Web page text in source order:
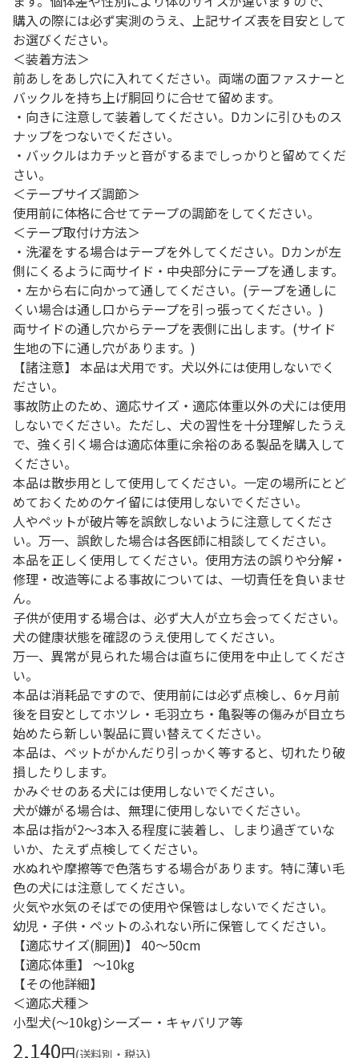
購入の際には必ず実測のうえ、上記サイズ表を目安として
お選びください。
＜装着方法＞
前あしをあし穴に入れてください。両端の面ファスナーと
バックルを持ち上げ胴回りに合せて留めます。
・向きに注意して装着してください。Dカンに引ひものス
ナップをつないでください。
・バックルはカチッと音がするまでしっかりと留めてくだ
さい。
＜テープサイズ調節＞
使用前に体格に合せてテープの調節をしてください。
＜テープ取付け方法＞
・洗濯をする場合はテープを外してください。Dカンが左
側にくるように両サイド・中央部分にテープを通します。
・左から右に向かって通してください。(テープを通しに
くい場合は通し口からテープを引っ張ってください。)
両サイドの通し穴からテープを表側に出します。(サイド
生地の下に通し穴があります。)
【諸注意】 本品は犬用です。犬以外には使用しないでく
ださい。
事故防止のため、適応サイズ・適応体重以外の犬には使用
しないでください。ただし、犬の習性を十分理解したうえ
で、強く引く場合は適応体重に余裕のある製品を購入して
ください。
本品は散歩用として使用してください。一定の場所にとど
めておくためのケイ留には使用しないでください。
人やペットが破片等を誤飲しないように注意してくださ
い。万一、誤飲した場合は各医師に相談してください。
本品を正しく使用してください。使用方法の誤りや分解・
修理・改造等による事故については、一切責任を負いませ
ん。
子供が使用する場合は、必ず大人が立ち会ってください。
犬の健康状態を確認のうえ使用してください。
万一、異常が見られた場合は直ちに使用を中止してくださ
い。
本品は消耗品ですので、使用前には必ず点検し、6ヶ月前
後を目安としてホツレ・毛羽立ち・亀裂等の傷みが目立ち
始めたら新しい製品に買い替えてください。
本品は、ペットがかんだり引っかく等すると、切れたり破
損したりします。
かみぐせのある犬には使用しないでください。
犬が嫌がる場合は、無理に使用しないでください。
本品は指が2～3本入る程度に装着し、しまり過ぎていな
いか、たえず点検してください。
水ぬれや摩擦等で色落ちする場合があります。特に薄い毛
色の犬には注意してください。
火気や水気のそばでの使用や保管はしないでください。
幼児・子供・ペットのふれない所に保管してください。
【適応サイズ(胴囲)】 40～50cm
【適応体重】 ～10kg
【その他詳細】
＜適応犬種＞
小型犬(～10kg)シーズー・キャバリア等
2,140円(送料別・税込)